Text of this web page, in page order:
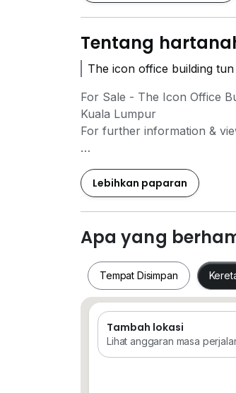
Tentang
The icon office building
For Sale - The Icon Office
Kuala Lumpur
For further information &
0*****
- 20 Storey Grade A Office
- Consisting 2 wings - East &
- The first office building in
- Carparks - 4 level
- Retail spaces in ground
- Excellent connectivity -
Sentral, Ampang Park LRT
Lebihkan paparan
Apa yang
Tempat Disimpan
Tempat Disimpan
Tambah lokasi
Lihat anggaran masa